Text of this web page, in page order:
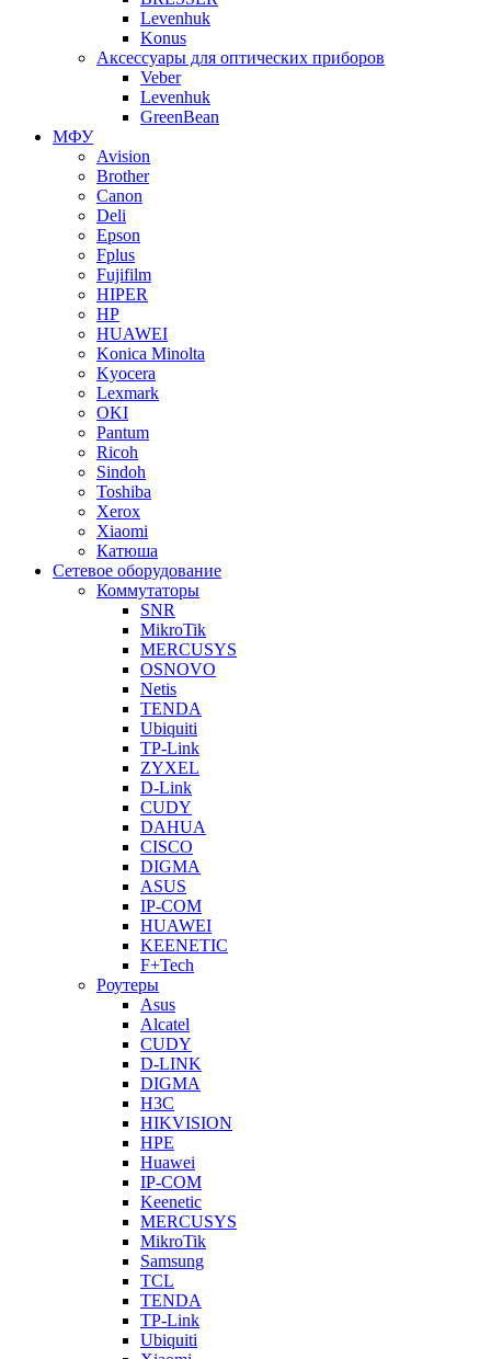
Levenhuk
Konus
Аксессуары для оптических приборов
Veber
Levenhuk
GreenBean
МФУ
Avision
Brother
Canon
Deli
Epson
Fplus
Fujifilm
HIPER
HP
HUAWEI
Konica Minolta
Kyocera
Lexmark
OKI
Pantum
Ricoh
Sindoh
Toshiba
Xerox
Xiaomi
Катюша
Сетевое оборудование
Коммутаторы
SNR
MikroTik
MERCUSYS
OSNOVO
Netis
TENDA
Ubiquiti
TP-Link
ZYXEL
D-Link
CUDY
DAHUA
CISCO
DIGMA
ASUS
IP-COM
HUAWEI
KEENETIC
F+Tech
Роутеры
Asus
Alcatel
CUDY
D-LINK
DIGMA
H3C
HIKVISION
HPE
Huawei
IP-COM
Keenetic
MERCUSYS
MikroTik
Samsung
TCL
TENDA
TP-Link
Ubiquiti